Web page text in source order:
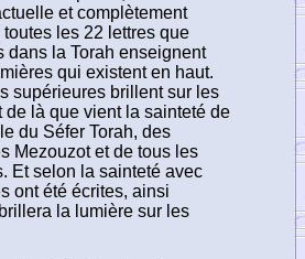
et complètement
toutes les 22 lettres que
dans la Torah enseignent
qui existent en haut.
supérieures brillent sur les
de là que vient la sainteté de
du Séfer Torah, des
Mezouzot et de tous les
Et selon la sainteté avec
ont été écrites, ainsi
la lumière sur les